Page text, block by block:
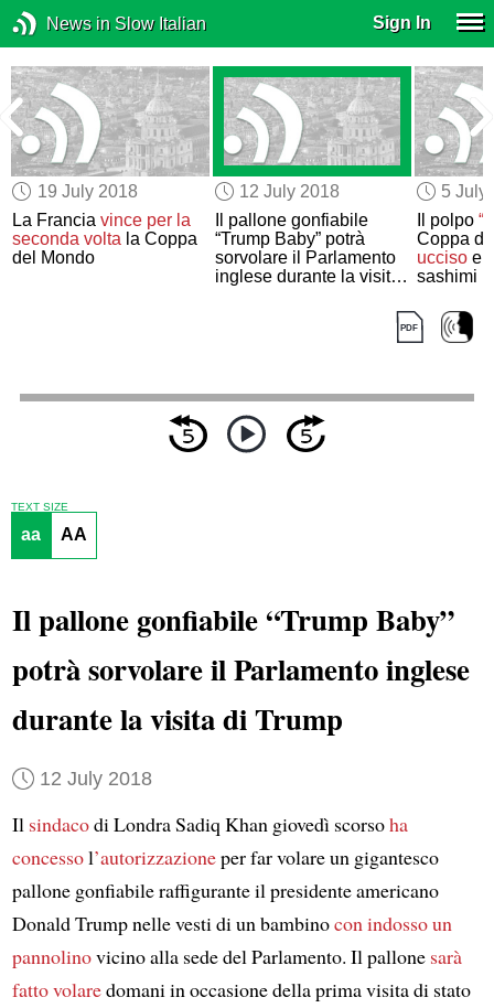
News in Slow Italian Sign In
19 July 2018
La Franciavince per la
seconda volta la Coppa
del Mondo
12 July 2018
Il pallone gonfiabile
“Trump Baby” potrà
sorvolare il Parlamento
inglese durante la visita
5 July
Il polpo
Coppa
uccisoe
sashimi
TEXT SIZE
aa AA
Il pallone gonfiabile “Trump Baby”
potrà sorvolare il Parlamento inglese
durante la visita di Trump
12 July 2018
Il sindacodi Londra Sadiq Khan giovedì scorsoha
concessol’autorizzazioneper far volare un gigantesco
pallone gonfiabile raffigurante il presidente americano
Donald Trump nelle vesti di un bambinocon indosso un
pannolinovicino alla sede del Parlamento. Il pallone sarà
fatto volaredomani in occasione della prima visita di stato